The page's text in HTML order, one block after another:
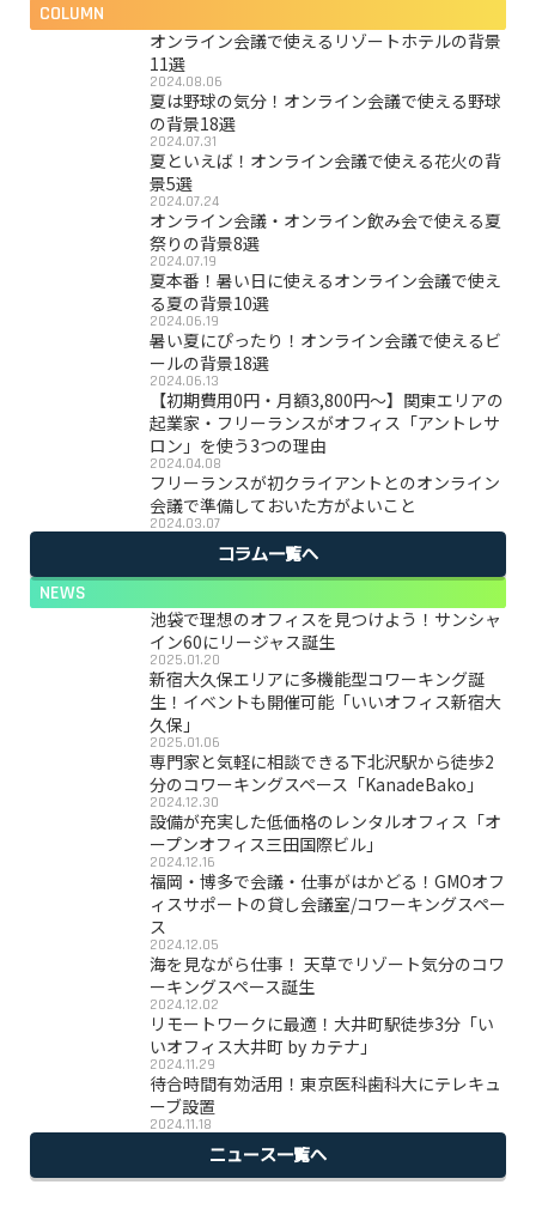
COLUMN
オンライン会議で使えるリゾートホテルの背景
11選
2024.08.06
夏は野球の気分！オンライン会議で使える野球
の背景18選
2024.07.31
夏といえば！オンライン会議で使える花火の背
景5選
2024.07.24
オンライン会議・オンライン飲み会で使える夏
祭りの背景8選
2024.07.19
夏本番！暑い日に使えるオンライン会議で使え
る夏の背景10選
2024.06.19
暑い夏にぴったり！オンライン会議で使えるビ
ールの背景18選
2024.06.13
【初期費用0円・月額3,800円〜】関東エリアの
起業家・フリーランスがオフィス「アントレサ
ロン」を使う3つの理由
2024.04.08
フリーランスが初クライアントとのオンライン
会議で準備しておいた方がよいこと
2024.03.07
コラム一覧へ
NEWS
池袋で理想のオフィスを見つけよう！サンシャ
イン60にリージャス誕生
2025.01.20
新宿大久保エリアに多機能型コワーキング誕
生！イベントも開催可能「いいオフィス新宿大
久保」
2025.01.06
専門家と気軽に相談できる下北沢駅から徒歩2
分のコワーキングスペース「KanadeBako」
2024.12.30
設備が充実した低価格のレンタルオフィス「オ
ープンオフィス三田国際ビル」
2024.12.16
福岡・博多で会議・仕事がはかどる！GMOオフ
ィスサポートの貸し会議室/コワーキングスペー
ス
2024.12.05
海を見ながら仕事！ 天草でリゾート気分のコワ
ーキングスペース誕生
2024.12.02
リモートワークに最適！大井町駅徒歩3分「い
いオフィス大井町 by カテナ」
2024.11.29
待合時間有効活用！東京医科歯科大にテレキュ
ーブ設置
2024.11.18
ニュース一覧へ